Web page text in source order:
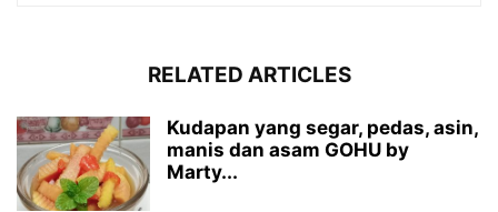
RELATED ARTICLES
Kudapan yang segar, pedas, asin,
manis dan asam GOHU by
Marty...